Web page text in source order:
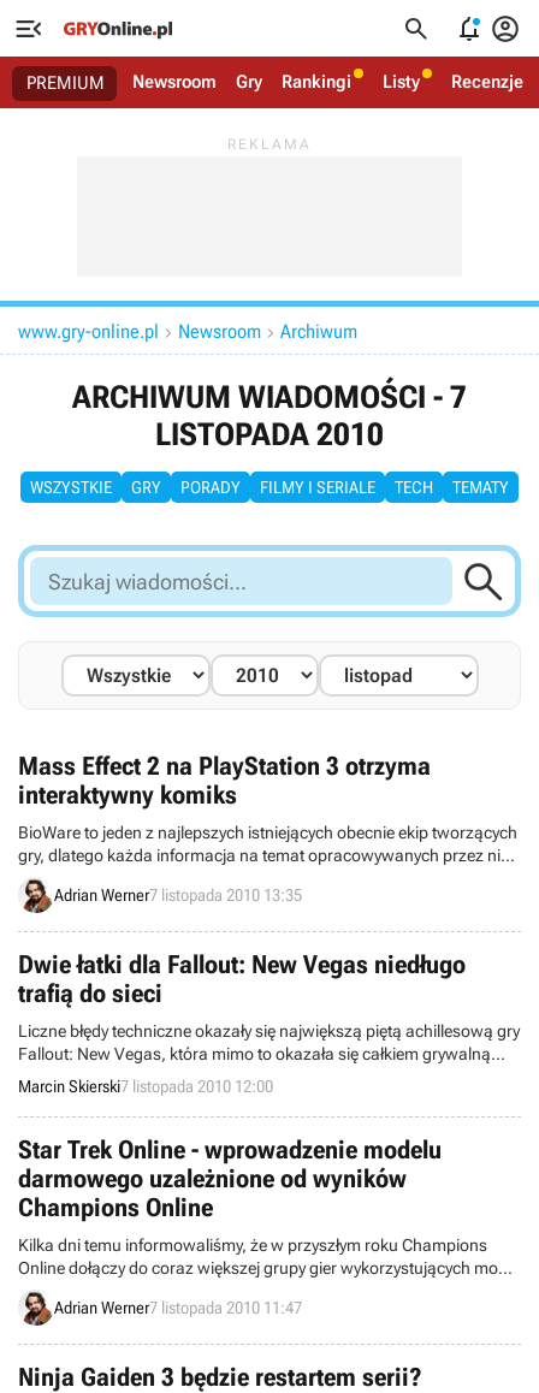
   
PREMIUM Newsroom Gry Rankingi Listy Recenzje
www.gry-online.pl  Newsroom  Archiwum
ARCHIWUM WIADOMOŚCI - 7
LISTOPADA 2010
WSZYSTKIE GRY PORADY FILMY I SERIALE TECH TEMATY
Szukaj
wiadomości...

Mass Effect 2 na PlayStation 3 otrzyma
interaktywny komiks
BioWare to jeden z najlepszych istniejących obecnie ekip tworzących
gry, dlatego każda informacja na temat opracowywanych przez nią
tytułów jest na wagę złota. Ray Muzyka i Greg Zeschuk (założyciele
studia) w najnowszym wywiadzie ujawnili sporo ciekawych
Adrian Werner7 listopada 2010 13:35
Dwie łatki dla Fallout: New Vegas niedługo
trafią do sieci
Liczne błędy techniczne okazały się największą piętą achillesową gry
Fallout: New Vegas, która mimo to okazała się całkiem grywalną
produkcją. Jej posiadacze w najbliższym czasie mogą spodziewać
się kolejnych łatek poprawiających najbardziej poważne
niedociągnięcia.
Marcin Skierski7 listopada 2010 12:00
Star Trek Online - wprowadzenie modelu
darmowego uzależnione od wyników
Champions Online
Kilka dni temu informowaliśmy, że w przyszłym roku Champions
Online dołączy do coraz większej grupy gier wykorzystujących model
darmowy z opcjonalnymi mikropłatnościami. Od razu zaczęto pytać,
czy podobny los czeka również drugą grę studia Cryptic, czyli Star
Adrian Werner7 listopada 2010 11:47
Ninja Gaiden 3 będzie restartem serii?